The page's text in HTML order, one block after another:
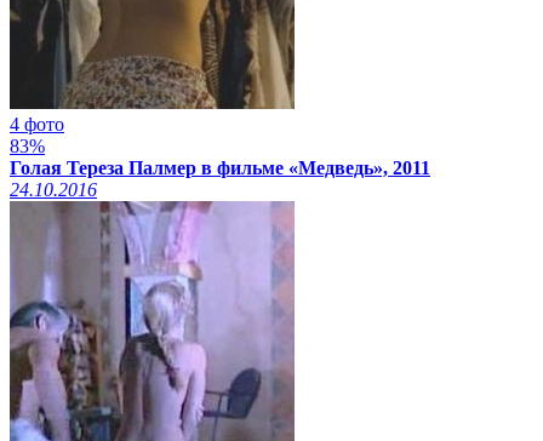
4 фото
83%
Голая Тереза Палмер в фильме «Медведь», 2011
24.10.2016